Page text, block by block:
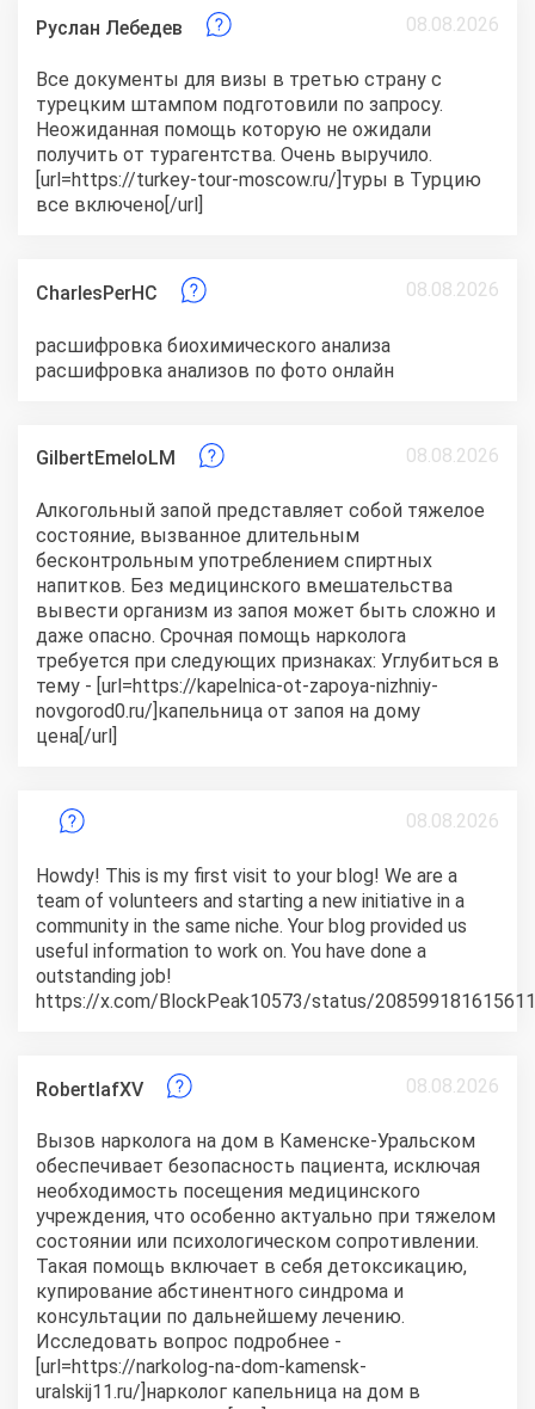
Руслан Лебедев 08.08.2026
Все документы для визы в третью страну с
турецким штампом подготовили по запросу.
Неожиданная помощь которую не ожидали
получить от турагентства. Очень выручило.
[url=https://turkey-tour-moscow.ru/]туры в Турцию
все включено[/url]
CharlesPerHC 08.08.2026
расшифровка биохимического анализа
расшифровка анализов по фото онлайн
GilbertEmeloLM 08.08.2026
Алкогольный запой представляет собой тяжелое
состояние, вызванное длительным
бесконтрольным употреблением спиртных
напитков. Без медицинского вмешательства
вывести организм из запоя может быть сложно и
даже опасно. Срочная помощь нарколога
требуется при следующих признаках: Углубиться в
тему - [url=https://kapelnica-ot-zapoya-nizhniy-
novgorod0.ru/]капельница от запоя на дому
цена[/url]
08.08.2026
Howdy! This is my first visit to your blog! We are a
team of volunteers and starting a new initiative in a
community in the same niche. Your blog provided us
useful information to work on. You have done a
outstanding job!
https://x.com/BlockPeak10573/status/
RobertlafXV 08.08.2026
Вызов нарколога на дом в Каменске-Уральском
обеспечивает безопасность пациента, исключая
необходимость посещения медицинского
учреждения, что особенно актуально при тяжелом
состоянии или психологическом сопротивлении.
Такая помощь включает в себя детоксикацию,
купирование абстинентного синдрома и
консультации по дальнейшему лечению.
Исследовать вопрос подробнее -
[url=https://narkolog-na-dom-kamensk-
uralskij11.ru/]нарколог капельница на дом в